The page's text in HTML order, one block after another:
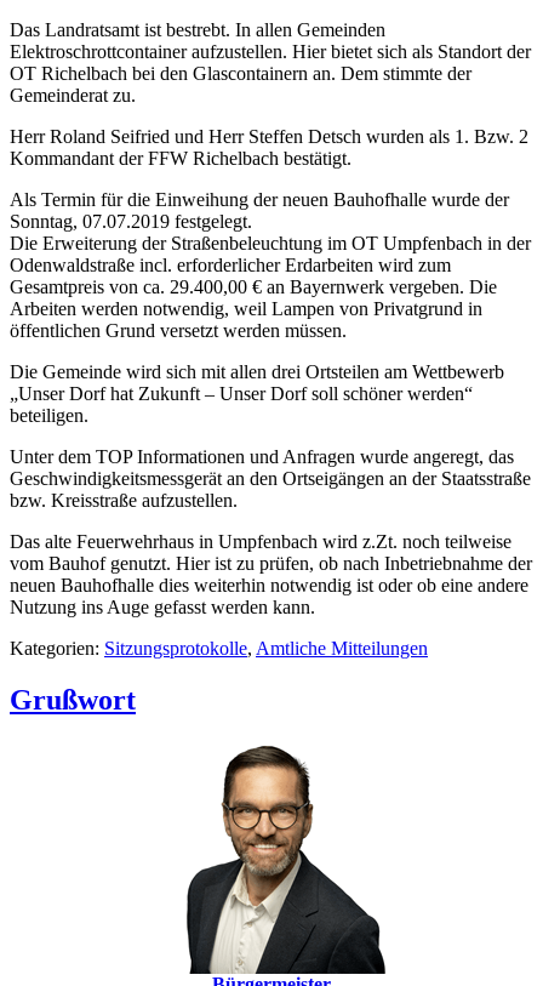
Das Landratsamt ist bestrebt. In allen Gemeinden
Elektroschrottcontainer aufzustellen. Hier bietet sich als Standort der
OT Richelbach bei den Glascontainern an. Dem stimmte der
Gemeinderat zu.
Herr Roland Seifried und Herr Steffen Detsch wurden als 1. Bzw. 2
Kommandant der FFW Richelbach bestätigt.
Als Termin für die Einweihung der neuen Bauhofhalle wurde der
Sonntag, 07.07.2019 festgelegt.
Die Erweiterung der Straßenbeleuchtung im OT Umpfenbach in der
Odenwaldstraße incl. erforderlicher Erdarbeiten wird zum
Gesamtpreis von ca. 29.400,00 € an Bayernwerk vergeben. Die
Arbeiten werden notwendig, weil Lampen von Privatgrund in
öffentlichen Grund versetzt werden müssen.
Die Gemeinde wird sich mit allen drei Ortsteilen am Wettbewerb
„Unser Dorf hat Zukunft – Unser Dorf soll schöner werden“
beteiligen.
Unter dem TOP Informationen und Anfragen wurde angeregt, das
Geschwindigkeitsmessgerät an den Ortseigängen an der Staatsstraße
bzw. Kreisstraße aufzustellen.
Das alte Feuerwehrhaus in Umpfenbach wird z.Zt. noch teilweise
vom Bauhof genutzt. Hier ist zu prüfen, ob nach Inbetriebnahme der
neuen Bauhofhalle dies weiterhin notwendig ist oder ob eine andere
Nutzung ins Auge gefasst werden kann.
Kategorien: Sitzungsprotokolle, Amtliche Mitteilungen
Grußwort